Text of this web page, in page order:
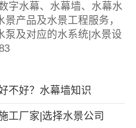
水幕、水幕墙、水幕水
产品及水景工程服务，
泵及对应的水系统|水景设
不好？水幕墙知识
工厂家|选择水景公司